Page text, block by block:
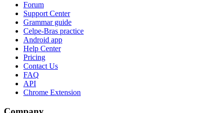
Forum
Support Center
Grammar guide
Celpe-Bras practice
Android app
Help Center
Pricing
Contact Us
FAQ
API
Chrome Extension